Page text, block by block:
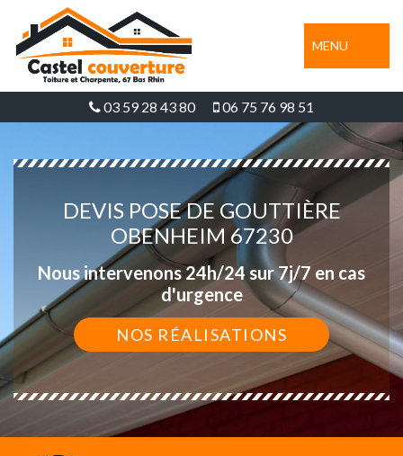
MENU
03 59 28 43 80 06 75 76 98 51
DEVIS POSE DE GOUTTIÈRE
OBENHEIM 67230
Nous intervenons 24h/24 sur 7j/7 en cas
d'urgence
NOS RÉALISATIONS